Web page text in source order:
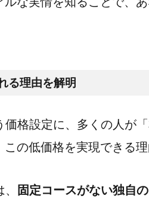
る理由を解明
価格設定に、多くの人が
の低価格を実現できる理
固定コースがない独自